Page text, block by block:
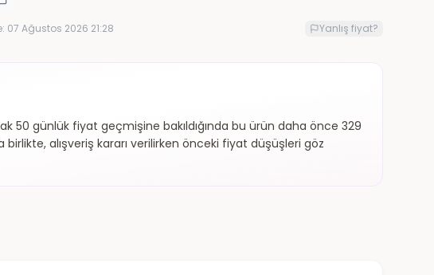
07 Ağustos 2026 21:28 Yanlış fiyat?
50 günlük fiyat geçmişine bakıldığında bu ürün daha önce 329
alışveriş kararı verilirken önceki fiyat düşüşleri göz